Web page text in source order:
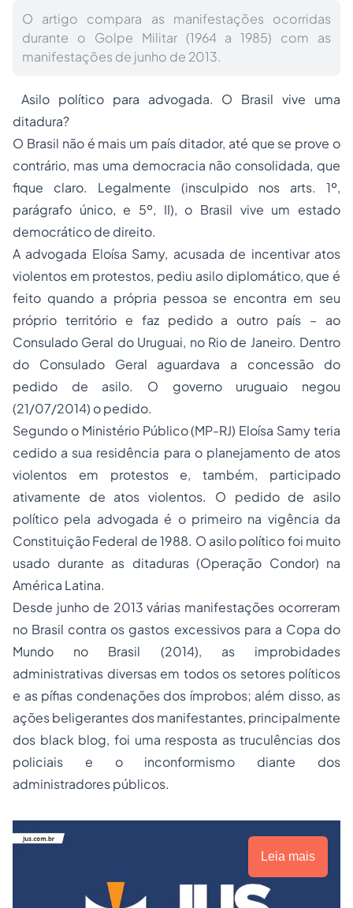
O artigo compara as manifestações ocorridas
durante o Golpe Militar (1964 a 1985) com as
manifestações de junho de 2013.
Asilo político para advogada. O Brasil vive uma
ditadura?
O Brasil não é mais um país ditador, até que se prove o
contrário, mas uma democracia não consolidada, que
fique claro. Legalmente (insculpido nos arts. 1º,
parágrafo único, e 5º, II), o Brasil vive um estado
democrático de direito.
A advogada Eloísa Samy, acusada de incentivar atos
violentos em protestos, pediu asilo diplomático, que é
feito quando a própria pessoa se encontra em seu
próprio território e faz pedido a outro país – ao
Consulado Geral do Uruguai, no Rio de Janeiro. Dentro
do Consulado Geral aguardava a concessão do
pedido de asilo. O governo uruguaio negou
(21/07/2014) o pedido.
Segundo o Ministério Público (MP-RJ) Eloísa Samy teria
cedido a sua residência para o planejamento de atos
violentos em protestos e, também, participado
ativamente de atos violentos. O pedido de asilo
político pela advogada é o primeiro na vigência da
Constituição Federal de 1988. O asilo político foi muito
usado durante as ditaduras (Operação Condor) na
América Latina.
Desde junho de 2013 várias manifestações ocorreram
no Brasil contra os gastos excessivos para a Copa do
Mundo no Brasil (2014), as improbidades
administrativas diversas em todos os setores políticos
e as pífias condenações dos ímprobos; além disso, as
ações beligerantes dos manifestantes, principalmente
dos black blog, foi uma resposta as truculências dos
policiais e o inconformismo diante dos
administradores públicos.
Leia mais